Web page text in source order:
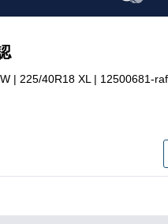
| 225/40R18 XL | 12500681-